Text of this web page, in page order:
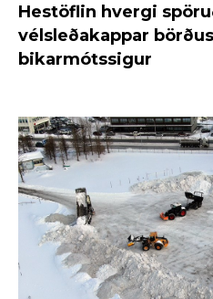
Hestöflin hvergi
vélsleðakappar
bikarmótssigur